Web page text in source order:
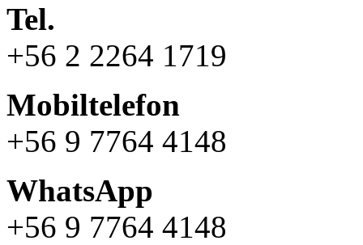
Tel.
+56 2 2264 1719
Mobiltelefon
+56 9 7764 4148
WhatsApp
+56 9 7764 4148